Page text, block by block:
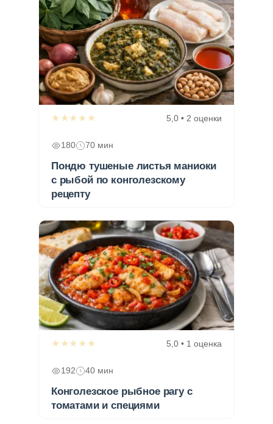
★★★★★ 5,0 • 2 оценки
180 70 мин
Пондю тушеные листья маниоки
с рыбой по конголезскому
рецепту
★★★★★ 5,0 • 1 оценка
192 40 мин
Конголезское рыбное рагу с
томатами и специями